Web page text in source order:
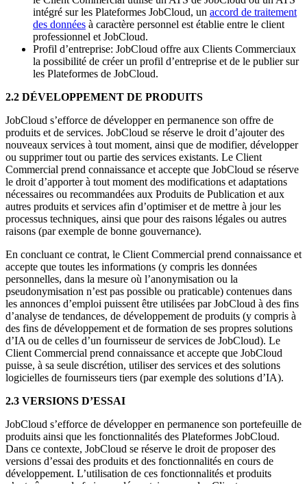
intégré sur les Plateformes JobCloud, un accord de traitement
des données à caractère personnel est établie entre le client
professionnel et JobCloud.
Profil d’entreprise: JobCloud offre aux Clients Commerciaux
la possibilité de créer un profil d’entreprise et de le publier sur
les Plateformes de JobCloud.
2.2 DÉVELOPPEMENT DE PRODUITS
JobCloud s’efforce de développer en permanence son offre de
produits et de services. JobCloud se réserve le droit d’ajouter des
nouveaux services à tout moment, ainsi que de modifier, développer
ou supprimer tout ou partie des services existants. Le Client
Commercial prend connaissance et accepte que JobCloud se réserve
le droit d’apporter à tout moment des modifications et adaptations
nécessaires ou recommandées aux Produits de Publication et aux
autres produits et services afin d’optimiser et de mettre à jour les
processus techniques, ainsi que pour des raisons légales ou autres
raisons (par exemple de bonne gouvernance).
En concluant ce contrat, le Client Commercial prend connaissance et
accepte que toutes les informations (y compris les données
personnelles, dans la mesure où l’anonymisation ou la
pseudonymisation n’est pas possible ou praticable) contenues dans
les annonces d’emploi puissent être utilisées par JobCloud à des fins
d’analyse de tendances, de développement de produits (y compris à
des fins de développement et de formation de ses propres solutions
d’IA ou de celles d’un fournisseur de services de JobCloud). Le
Client Commercial prend connaissance et accepte que JobCloud
puisse, à sa seule discrétion, utiliser des services et des solutions
logicielles de fournisseurs tiers (par exemple des solutions d’IA).
2.3 VERSIONS D’ESSAI
JobCloud s’efforce de développer en permanence son portefeuille de
produits ainsi que les fonctionnalités des Plateformes JobCloud.
Dans ce contexte, JobCloud se réserve le droit de proposer des
versions d’essai des produits et des fonctionnalités en cours de
développement. L’utilisation de ces fonctionnalités et produits